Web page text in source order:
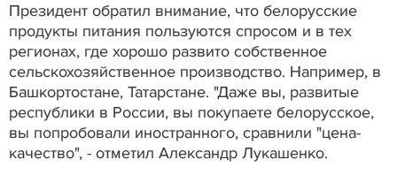
Президент обратил внимание, что белорусские
продукты питания пользуются спросом и в тех
регионах, где хорошо развито собственное
сельскохозяйственное производство. Например, в
Башкортостане, Татарстане. "Даже вы, развитые
республики в России, вы покупаете белорусское,
вы попробовали иностранного, сравнили "цена-
качество", - отметил Александр Лукашенко.